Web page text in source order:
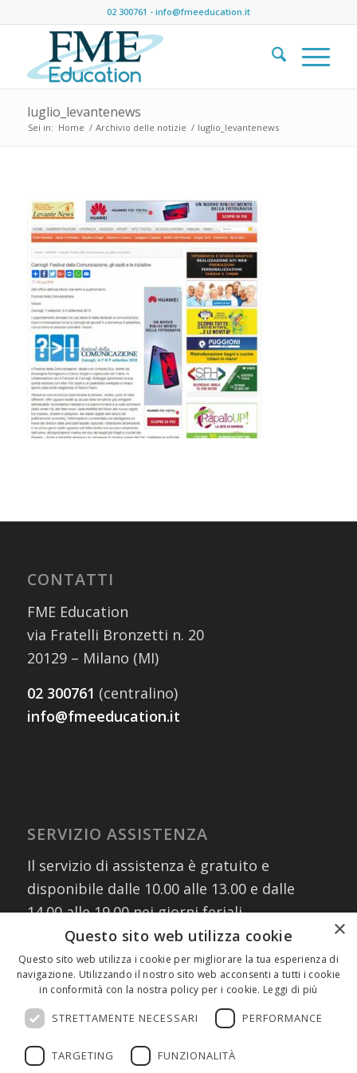
02 300761 - info@fmeeducation.it
luglio_levantenews
Sei in: Home / Archivio delle notizie / luglio_levantenews
CONTATTI
FME Education
via Fratelli Bronzetti n. 20
20129 – Milano (MI)
02 300761 (centralino)
info@fmeeducation.it
SERVIZIO ASSISTENZA
Il servizio di assistenza è gratuito e
disponibile dalle 10.00 alle 13.00 e dalle
14.00 alle 19.00 nei giorni feriali
contattando i numeri:
02 30076303
327 8882745(assistenza WhatsApp)
oppure scrivendo a:
info@fmeeducation.it
×
Questo sito web utilizza cookie
Questo sito web utilizza i cookie per migliorare la tua esperienza di
navigazione. Utilizzando il nostro sito web acconsenti a tutti i cookie
in conformità con la nostra policy per i cookie. Leggi di più
STRETTAMENTE NECESSARI PERFORMANCE
TARGETING FUNZIONALITÀ